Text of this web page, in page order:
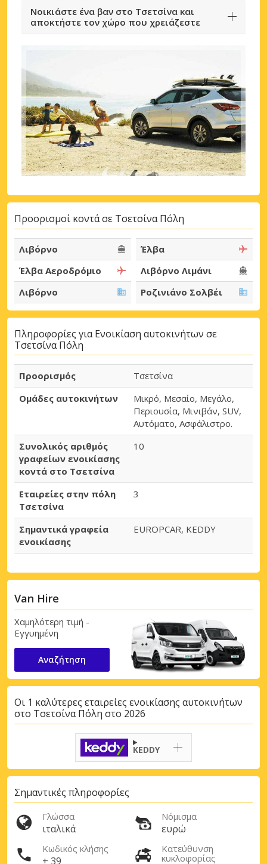
Νοικιάστε ένα βαν στο Τσετσίνα και
αποκτήστε τον χώρο που χρειάζεστε
Προορισμοί κοντά σε Τσετσίνα Πόλη
Λιβόρνο
Έλβα
Έλβα Αεροδρόμιο
Λιβόρνο Λιμάνι
Λιβόρνο
Ροζινιάνο Σολβέι
Πληροφορίες για Ενοικίαση αυτοκινήτων σε
Τσετσίνα Πόλη
Προορισμός
Τσετσίνα
Ομάδες αυτοκινήτων
Μικρό, Μεσαίο, Μεγάλο,
Περιουσία, Μινιβάν, SUV,
Αυτόματο, Ασφάλιστρο.
Συνολικός αριθμός
γραφείων ενοικίασης
κοντά στο Τσετσίνα
10
Εταιρείες στην πόλη
Τσετσίνα
3
Σημαντικά γραφεία
ενοικίασης
EUROPCAR, KEDDY
Van Hire
Χαμηλότερη τιμή -
Εγγυημένη
Αναζήτηση
Οι 1 καλύτερες εταιρείες ενοικίασης αυτοκινήτων
στο Τσετσίνα Πόλη στο 2026
KEDDY
Σημαντικές πληροφορίες
Γλώσσα
ιταλικά
Νόμισμα
ευρώ
Κωδικός κλήσης
+ 39
Κατεύθυνση
κυκλοφορίας